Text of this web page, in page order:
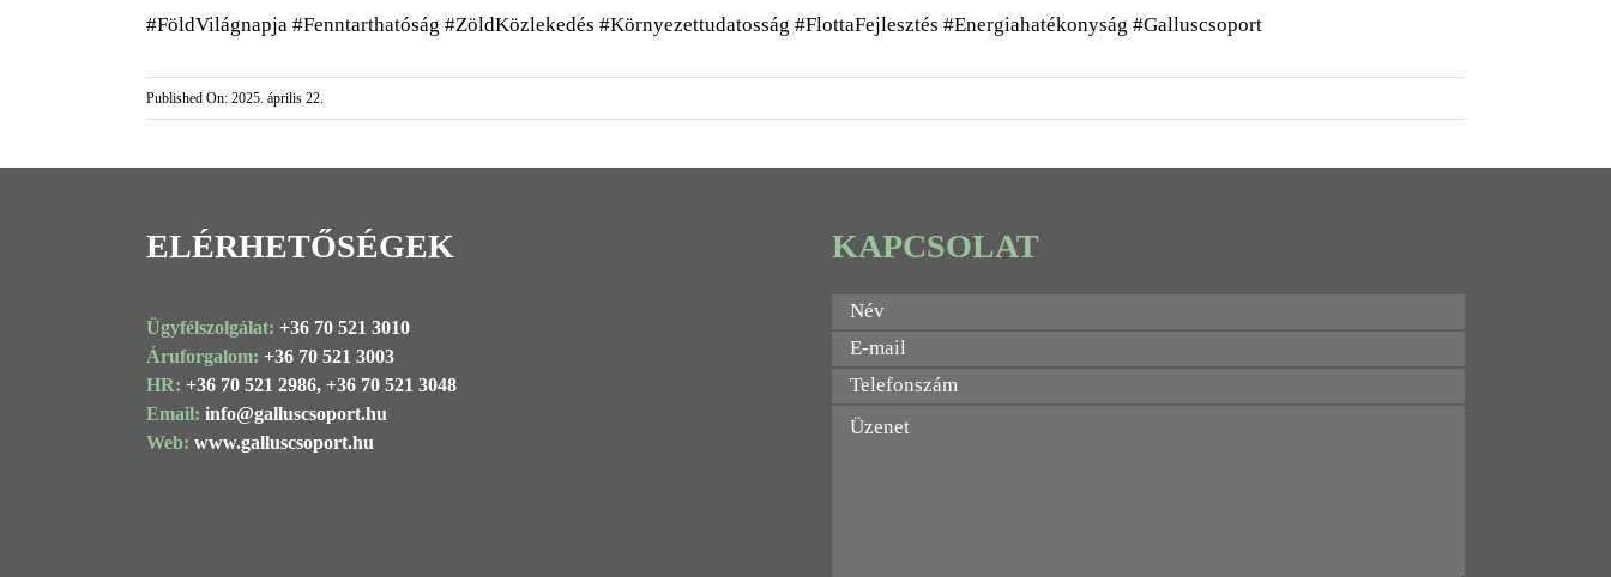
#FöldVilágnapja #Fenntarthatóság #ZöldKözlekedés #Környezettudatosság #FlottaFejlesztés #Energiahatékonyság #Galluscsoport
Published On: 2025. április 22.
ELÉRHETŐSÉGEK
Ügyfélszolgálat: +36 70 521 3010
Áruforgalom: +36 70 521 3003
HR: +36 70 521 2986, +36 70 521 3048
Email: info@galluscsoport.hu
Web: www.galluscsoport.hu
KAPCSOLAT